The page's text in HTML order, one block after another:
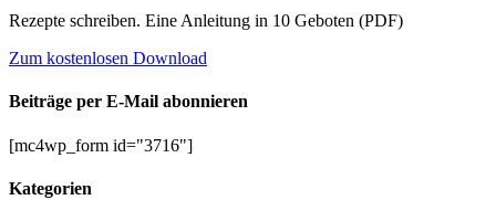
Rezepte schreiben. Eine Anleitung in 10 Geboten (PDF)
Zum kostenlosen Download
Beiträge per E-Mail abonnieren
[mc4wp_form id="3716"]
Kategorien